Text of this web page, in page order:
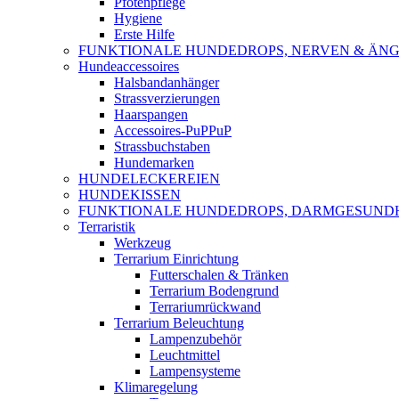
Hygiene
Erste Hilfe
FUNKTIONALE HUNDEDROPS, NERVEN &
Hundeaccessoires
Halsbandanhänger
Strassverzierungen
Haarspangen
Accessoires-PuPPuP
Strassbuchstaben
Hundemarken
HUNDELECKEREIEN
HUNDEKISSEN
FUNKTIONALE HUNDEDROPS,
Terraristik
Werkzeug
Terrarium Einrichtung
Futterschalen & Tränken
Terrarium Bodengrund
Terrariumrückwand
Terrarium Beleuchtung
Lampenzubehör
Leuchtmittel
Lampensysteme
Klimaregelung